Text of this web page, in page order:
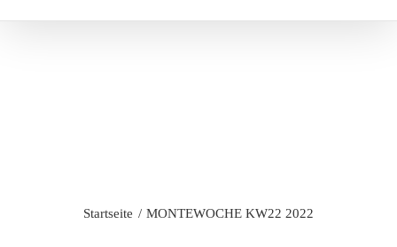
Startseite MONTEWOCHE KW22 2022